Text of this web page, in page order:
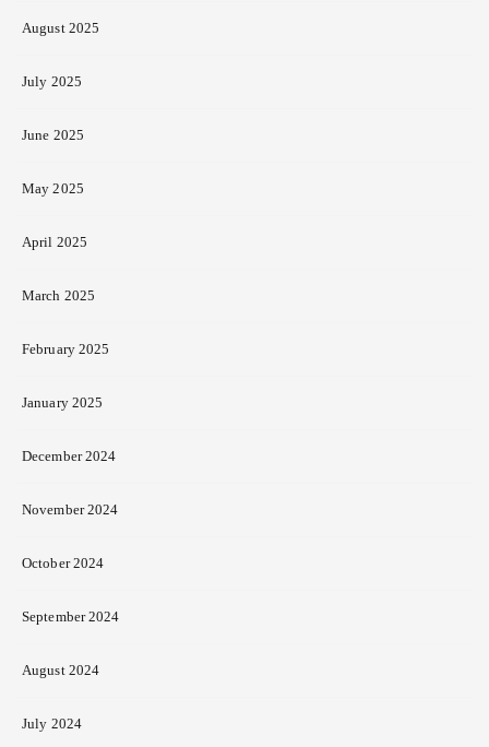
August 2025
July 2025
June 2025
May 2025
April 2025
March 2025
February 2025
January 2025
December 2024
November 2024
October 2024
September 2024
August 2024
July 2024